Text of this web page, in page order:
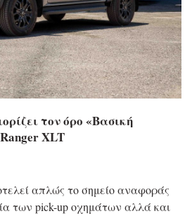
τον όρο «Βασική
XLT
απλώς το σημείο αναφοράς
των pick-up οχημάτων αλλά και